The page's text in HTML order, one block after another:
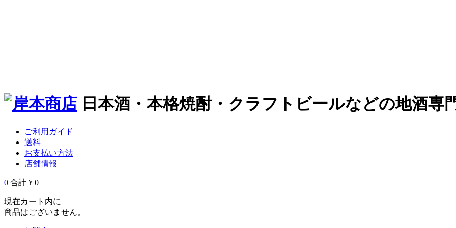
日本酒・本格焼酎・クラフトビールなどの地酒専
ご利用ガイド
送料
お支払い方法
店舗情報
0 合計 ¥ 0
現在カート内に
商品はございません。